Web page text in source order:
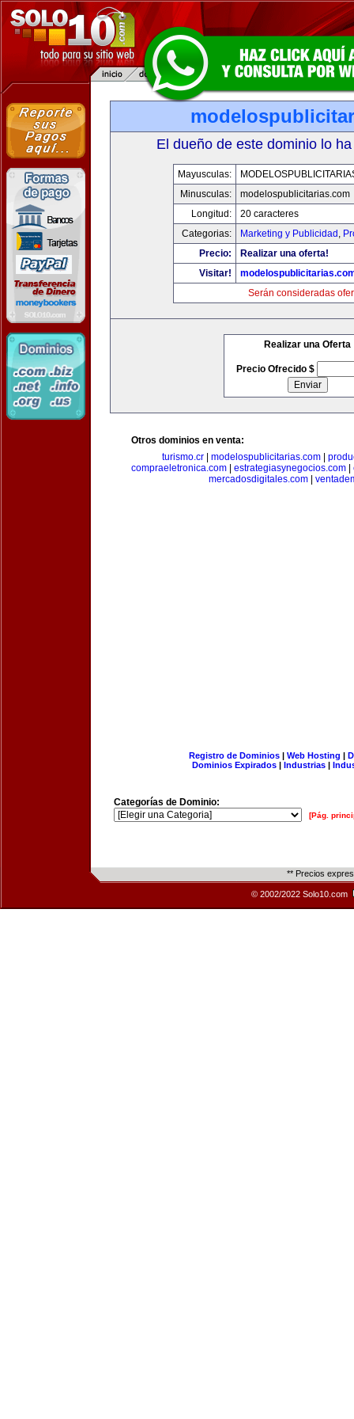
El dueño de este dominio lo
Mayusculas:
Minusculas:
modelospublicitarias.com
Longitud:
20 caracteres
Categorias:
Marketing y Publicidad ,
Precio:
Realizar una oferta!
Visitar!
Serán consideradas
Realizar una Oferta
Precio Ofrecido $
Otros dominios en venta:
turismo.cr
modelospublicitarias.com
compraeletronica.com
estrategiasynegocios.com
mercadosdigitales.com|
Registro de Dominios| Web Hosting |
Dominios Expirados | Industrias |
Categorías de Dominio:
[Pág.
** Precios
© 2002/2022 Solo10.com